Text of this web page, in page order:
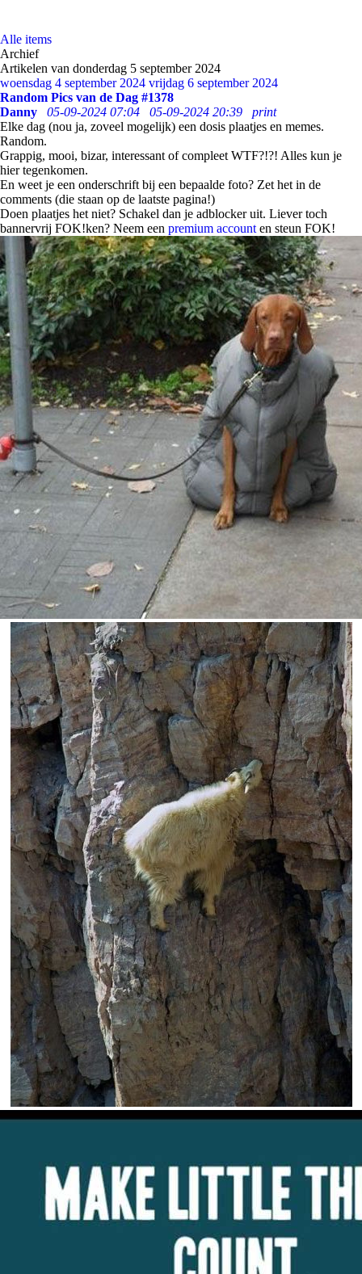
Alle items
Archief
Artikelen van donderdag 5 september 2024
woensdag 4 september 2024 vrijdag 6 september 2024
Random Pics van de Dag #1378
Danny
05-09-2024 07:04 05-09-2024 20:39
print
Elke dag (nou ja, zoveel mogelijk) een dosis plaatjes en memes.
Random.
Grappig, mooi, bizar, interessant of compleet WTF?!?! Alles kun je
hier tegenkomen.
En weet je een onderschrift bij een bepaalde foto? Zet het in de
comments (die staan op de laatste pagina!)
Doen plaatjes het niet? Schakel dan je adblocker uit. Liever toch
bannervrij FOK!ken? Neem een premium account en steun FOK!